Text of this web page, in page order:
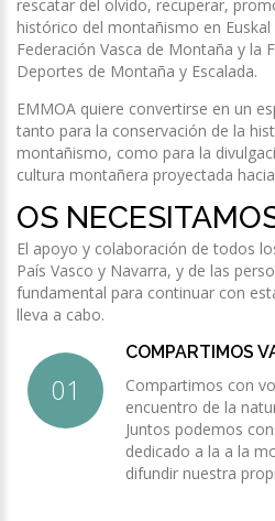
rescatar del olvido, recuperar,
histórico del montañismo en
Federación Vasca de Montaña y la
Deportes de Montaña y Escalada.
EMMOA quiere convertirse en un
tanto para la conservación de la
montañismo, como para la
cultura montañera proyectada
OS
El apoyo y colaboración de todos
País Vasco y Navarra, y de las
fundamental para continuar con
lleva a cabo.
COMPARTIMOS
Compartimos con
encuentro de la
Juntos podemos
dedicado a la a la
difundir nuestra